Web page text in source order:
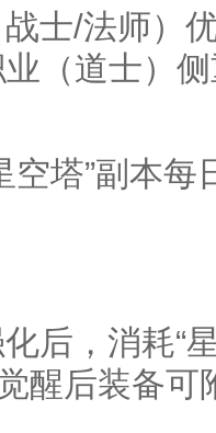
士/法师）
（道士）
空塔”副本
后，消耗“
醒后装备可